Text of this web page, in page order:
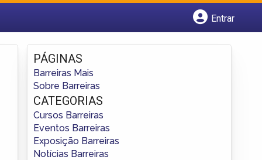
Entrar
Fazer login
Criar conta
PÁGINAS
Barreiras Mais
Sobre Barreiras
CATEGORIAS
Cursos Barreiras
Eventos Barreiras
Exposição Barreiras
Notícias Barreiras